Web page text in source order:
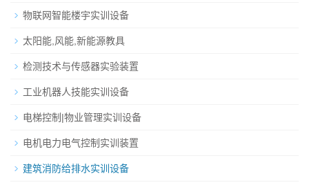
物联网智能楼宇实训设备
太阳能,风能,新能源教具
检测技术与传感器实验装置
工业机器人技能实训设备
电梯控制|物业管理实训设备
电机电力电气控制实训装置
建筑消防给排水实训设备